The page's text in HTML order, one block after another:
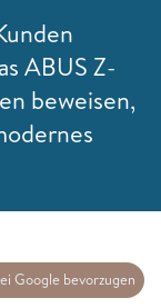
ABUS Z-
beweisen,
Google bevorzugen